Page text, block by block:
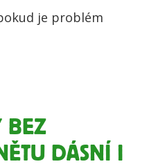
je problém
BEZ
DÁSNÍ I